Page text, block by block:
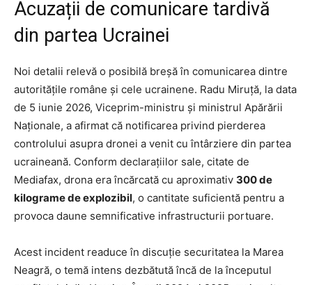
Acuzații de comunicare tardivă
din partea Ucrainei
Noi detalii relevă o posibilă breșă în comunicarea dintre
autoritățile române și cele ucrainene. Radu Miruță, la data
de 5 iunie 2026, Viceprim-ministru și ministrul Apărării
Naționale, a afirmat că notificarea privind pierderea
controlului asupra dronei a venit cu întârziere din partea
ucraineană. Conform declarațiilor sale, citate de
Mediafax, drona era încărcată cu aproximativ 300 de
kilograme de explozibil, o cantitate suficientă pentru a
provoca daune semnificative infrastructurii portuare.
Acest incident readuce în discuție securitatea la Marea
Neagră, o temă intens dezbătută încă de la începutul